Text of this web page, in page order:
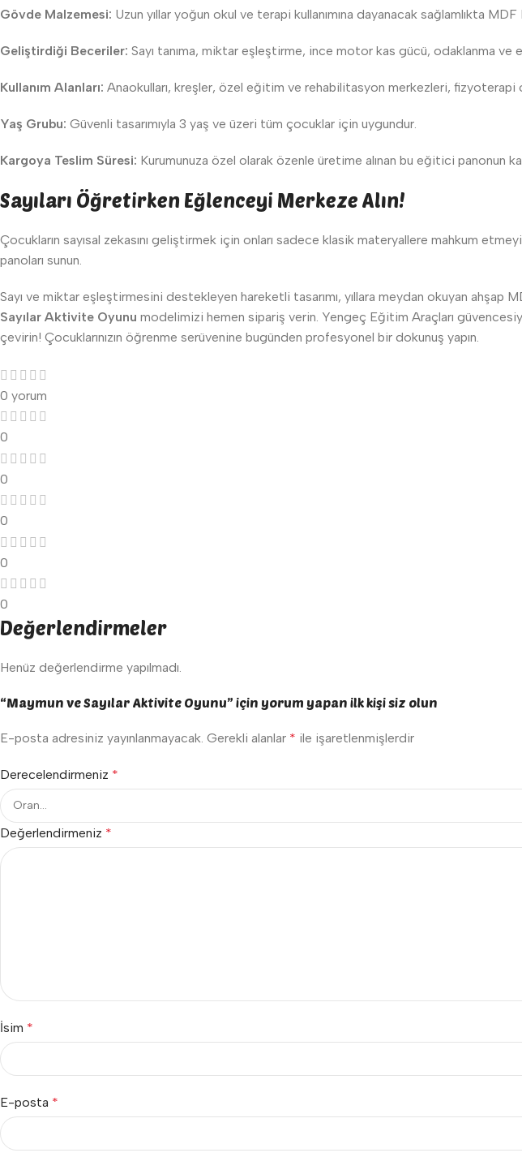
Gövde Malzemesi: Uzun yıllar yoğun okul ve terapi kullanımına dayanacak sağlamlıkta MDF
Geliştirdiği Beceriler: Sayı tanıma, miktar eşleştirme, ince motor kas gücü, odaklanma ve
Kullanım Alanları: Anaokulları, kreşler, özel eğitim ve rehabilitasyon merkezleri, fizyoterapi
Yaş Grubu: Güvenli tasarımıyla 3 yaş ve üzeri tüm çocuklar için uygundur.
Kargoya Teslim Süresi: Kurumunuza özel olarak özenle üretime alınan bu eğitici
Sayıları Öğretirken Eğlenceyi Merkeze Alın!
Çocukların sayısal zekasını geliştirmek için onları sadece klasik materyallere mahkum
panoları sunun.
Sayı ve miktar eşleştirmesini destekleyen hareketli tasarımı, yıllara meydan okuyan
Sayılar Aktivite Oyunu modelimizi hemen sipariş verin. Yengeç Eğitim Araçları
çevirin! Çocuklarınızın öğrenme serüvenine bugünden profesyonel bir dokunuş yapın.
0 yorum
0
0
0
0
0
Değerlendirmeler
Henüz değerlendirme yapılmadı.
“Maymun ve Sayılar Aktivite Oyunu” için yorum yapan ilk kişi siz olun
E-posta adresiniz yayınlanmayacak. Gerekli alanlar * ile işaretlenmişlerdir
Derecelendirmeniz *
Değerlendirmeniz *
İsim *
E-posta *